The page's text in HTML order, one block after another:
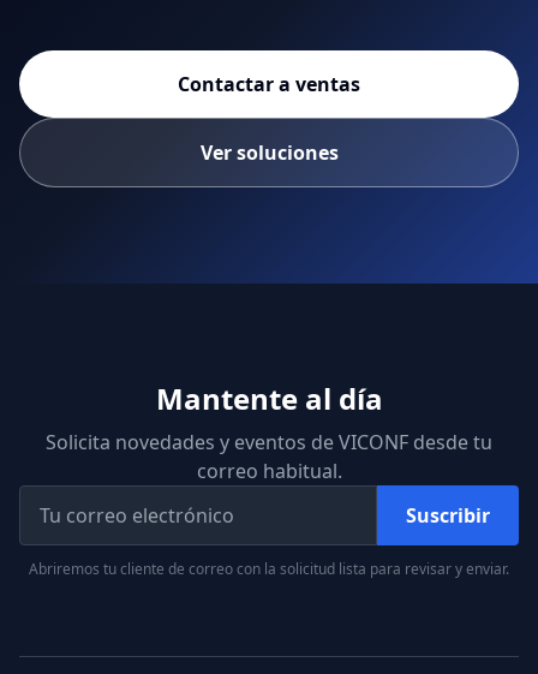
Contactar a ventas
Ver soluciones
Mantente al día
Solicita novedades y eventos de VICONF desde tu
correo habitual.
Suscribir
Abriremos tu cliente de correo con la solicitud lista para revisar y enviar.